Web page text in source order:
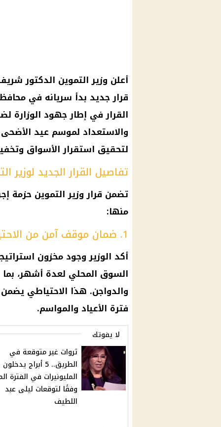
أعلن وزير التموين الدكتور
القرار في إطار جهود الوزارة
والاستعداد لموسم عيد الأضحى
لتحقيق استقرار الأسواق
تفاصيل القرار الجديد لوزير
تضمن قرار وزير التموين حزمة
منها:
1. ضمان موقف آمن من الاحتياطي الاستراتيجي
أكد الوزير وجود مخزون
السوق المحلي لعدة أشهر، بما
والدواجن. هذا الاحتياطي
فترة الأعياد والمواسم.
لا يفوتك
ثروات غير متوقعة في
الطريق.. 5 أبراج
المليونيرات في الفترة
وفقًا لتوقعات ليلى عبد
اللطيف